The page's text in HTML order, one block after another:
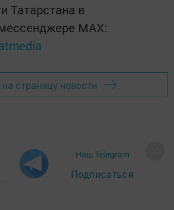
Татарстана в
MАХ:
страницу новости
Наш Telegram
Подписаться